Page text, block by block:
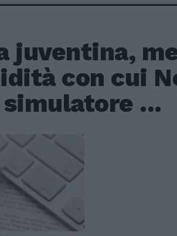
juventina,
con cui
...